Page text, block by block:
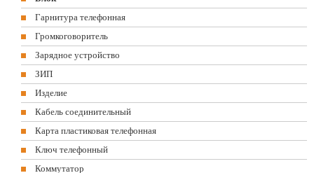
Гарнитура телефонная
Громкоговоритель
Зарядное устройство
ЗИП
Изделие
Кабель соединительный
Карта пластиковая телефонная
Ключ телефонный
Коммутатор